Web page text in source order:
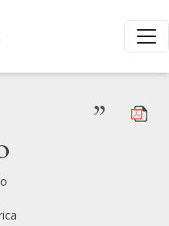
”